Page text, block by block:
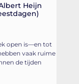
Heijn
open is—en tot
vaak ruime
de tijden